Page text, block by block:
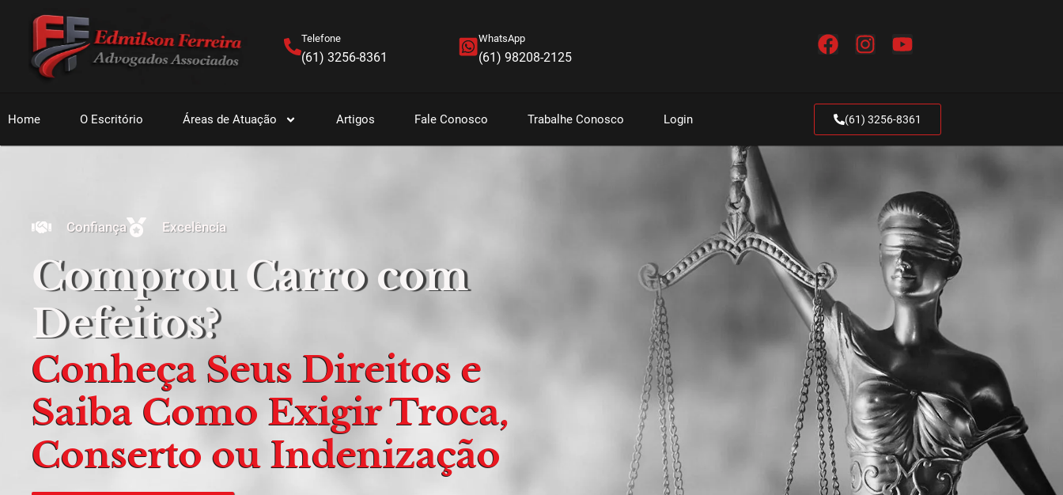
Telefone
(61) 3256-8361
WhatsApp
(61) 98208-2125
Home O Escritório Áreas de Atuação Artigos Fale Conosco Trabalhe Conosco Login (61) 3256-8361
Confiança Excelência
Comprou Carro com
Defeitos?
Conheça Seus Direitos e
Saiba Como Exigir Troca,
Conserto ou Indenização